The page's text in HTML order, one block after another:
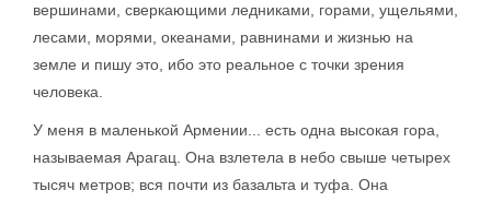
вершинами, сверкающими ледниками, горами, ущельями,
лесами, морями, океанами, равнинами и жизнью на
земле и пишу это, ибо это реальное с точки зрения
человека.
У меня в маленькой Армении... есть одна высокая гора,
называемая Арагац. Она взлетела в небо свыше четырех
тысяч метров; вся почти из базальта и туфа. Она